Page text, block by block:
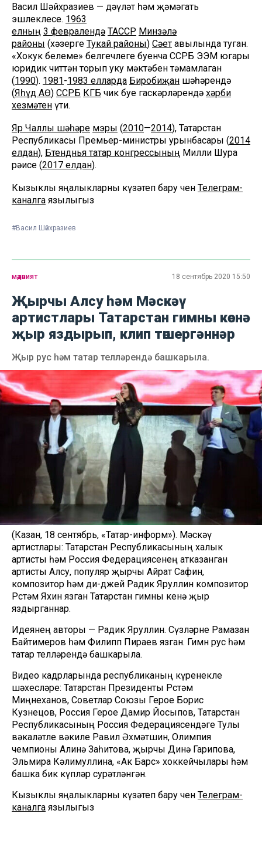
Васил Шәйхразиев — дәүләт һәм җәмәгать
эшлеклесе. 1963
елның 3 февралендә ТАССР Минзәлә
районы (хәзерге Тукай районы) Сәет авылында туган.
«Хокук белеме» белгечлеге буенча ССРБ ЭЭМ югары
юридик читтән торып уку мәктәбен тәмамлаган
(1990). 1981-1983 елларда Биробиҗан шәһәрендә
(Яһүд АӨ) ССРБ КГБ чик буе гаскәрләрендә хәрби
хезмәтен үти.
Яр Чаллы шәһәре мэры (2010—2014), Татарстан
Республикасы Премьер-министры урынбасары (2014
елдан), Бөтендөнья татар конгрессының Милли Шура
рәисе (2017 елдан).
Кызыклы яңалыкларны күзәтеп бару өчен Телеграм-
каналга язылыгыз
#Васил Шәйхразиев
мәдәният 18 сентябрь 2020 15:50
Җырчы Алсу һәм Мәскәү
артистлары Татарстан гимны көенә
җыр яздырып, клип төшергәннәр
Җыр рус һәм татар телләрендә башкарыла.
(Казан, 18 сентябрь, «Татар-информ»). Мәскәү
артистлары: Татарстан Республикасының халык
артисты һәм Россия Федерациясенең атказанган
артисты Алсу, популяр җырчы Айрат Сафин,
композитор һәм ди-джей Радик Яруллин композитор
Рөстәм Яхин язган Татарстан гимны көенә җыр
яздырганнар.
Идеянең авторы — Радик Яруллин. Сүзләрне Рамазан
Байтимеров һәм Филипп Пираев язган. Гимн рус һәм
татар телләрендә башкарыла.
Видео кадрларында республиканың күренекле
шәхесләре: Татарстан Президенты Рөстәм
Миңнеханов, Советлар Союзы Герое Борис
Кузнецов, Россия Герое Дамир Йосыпов, Татарстан
Республикасының Россия Федерациясендәге Тулы
вәкаләтле вәкиле Равил Әхмәтшин, Олимпия
чемпионы Алинә Заһитова, җырчы Динә Гарипова,
Эльмира Кәлимуллина, «Ак Барс» хоккейчылары һәм
башка бик күпләр сурәтләнгән.
Кызыклы яңалыкларны күзәтеп бару өчен Телеграм-
каналга язылыгыз